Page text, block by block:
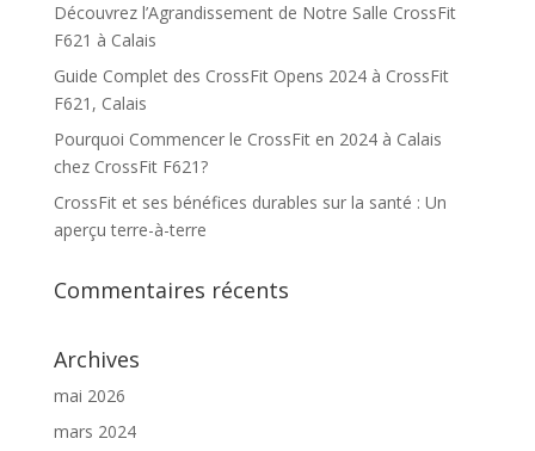
Découvrez l’Agrandissement de Notre Salle CrossFit
F621 à Calais
Guide Complet des CrossFit Opens 2024 à CrossFit
F621, Calais
Pourquoi Commencer le CrossFit en 2024 à Calais
chez CrossFit F621?
CrossFit et ses bénéfices durables sur la santé : Un
aperçu terre-à-terre
Commentaires récents
Archives
mai 2026
mars 2024